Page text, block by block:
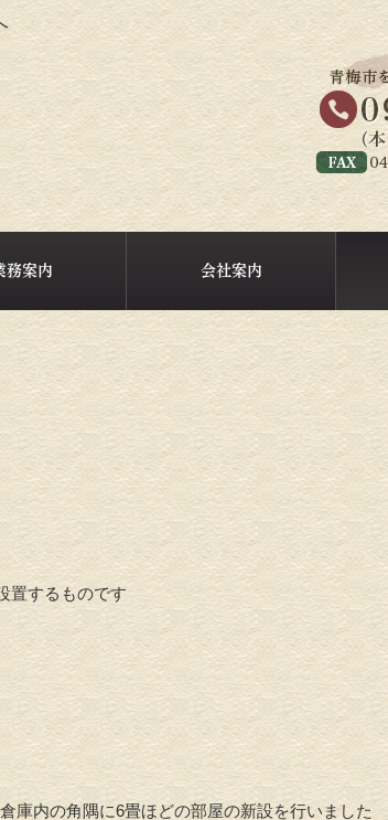
務案内 会社案内
置するものです
庫内の角隅に6畳ほどの部屋の新設を行いました